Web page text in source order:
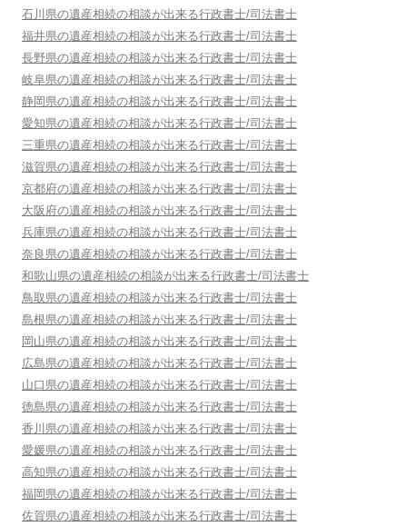
石川県の遺産相続の相談が出来る行政書士/司法書士
福井県の遺産相続の相談が出来る行政書士/司法書士
長野県の遺産相続の相談が出来る行政書士/司法書士
岐阜県の遺産相続の相談が出来る行政書士/司法書士
静岡県の遺産相続の相談が出来る行政書士/司法書士
愛知県の遺産相続の相談が出来る行政書士/司法書士
三重県の遺産相続の相談が出来る行政書士/司法書士
滋賀県の遺産相続の相談が出来る行政書士/司法書士
京都府の遺産相続の相談が出来る行政書士/司法書士
大阪府の遺産相続の相談が出来る行政書士/司法書士
兵庫県の遺産相続の相談が出来る行政書士/司法書士
奈良県の遺産相続の相談が出来る行政書士/司法書士
和歌山県の遺産相続の相談が出来る行政書士/司法書士
鳥取県の遺産相続の相談が出来る行政書士/司法書士
島根県の遺産相続の相談が出来る行政書士/司法書士
岡山県の遺産相続の相談が出来る行政書士/司法書士
広島県の遺産相続の相談が出来る行政書士/司法書士
山口県の遺産相続の相談が出来る行政書士/司法書士
徳島県の遺産相続の相談が出来る行政書士/司法書士
香川県の遺産相続の相談が出来る行政書士/司法書士
愛媛県の遺産相続の相談が出来る行政書士/司法書士
高知県の遺産相続の相談が出来る行政書士/司法書士
福岡県の遺産相続の相談が出来る行政書士/司法書士
佐賀県の遺産相続の相談が出来る行政書士/司法書士